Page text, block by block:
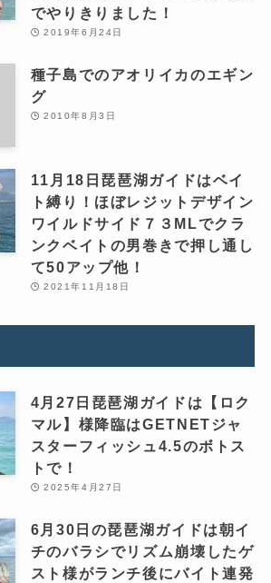
でやりきりました！
2019年6月24日
種子島でのアオリイカのエギン
グ
2010年8月3日
11月18日琵琶湖ガイドはベイ
ト縛り！ほぼレジットデザイン
ワイルドサイド７３MLでクラ
ンクベイトの男巻きで押し通し
て50アップ他！
2021年11月18日
4月27日琵琶湖ガイドは【ロク
マル】様降臨はGETNETジャ
スターフィッシュ4.5のボトス
トで！
2025年4月27日
6月30日の琵琶湖ガイドは朝イ
チのバラシでリズム崩壊したゲ
スト様がランチ後にバイト連発